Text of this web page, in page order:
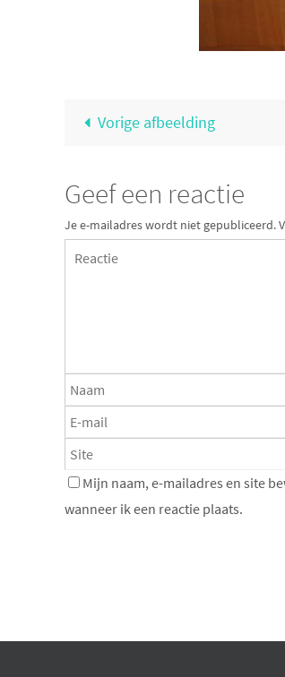
Vorige afbeelding
Geef een reactie
Je e-mailadres wordt niet gepubliceerd.
Mijn naam, e-mailadres en site
wanneer ik een reactie plaats.